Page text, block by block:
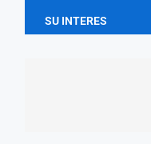
SU INTERES